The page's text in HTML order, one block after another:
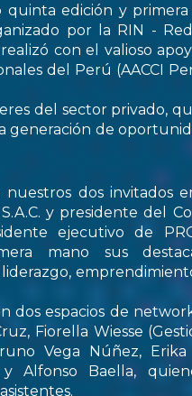
edición y
por la RIN -
con el valioso
del Perú (AACCI
del sector privado,
generación de
dos invitados
y presidente del
ejecutivo de
mano sus
dos espacios de
Fiorella Wiesse
Vega Núñez, Erika
Alfonso Baella,